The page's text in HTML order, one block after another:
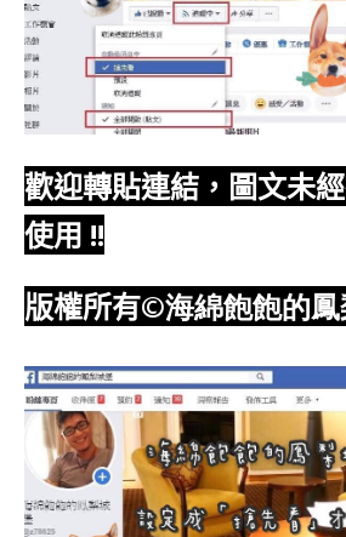
歡迎轉貼連結，圖文未
使用 !!
版權所有©海綿飽飽的